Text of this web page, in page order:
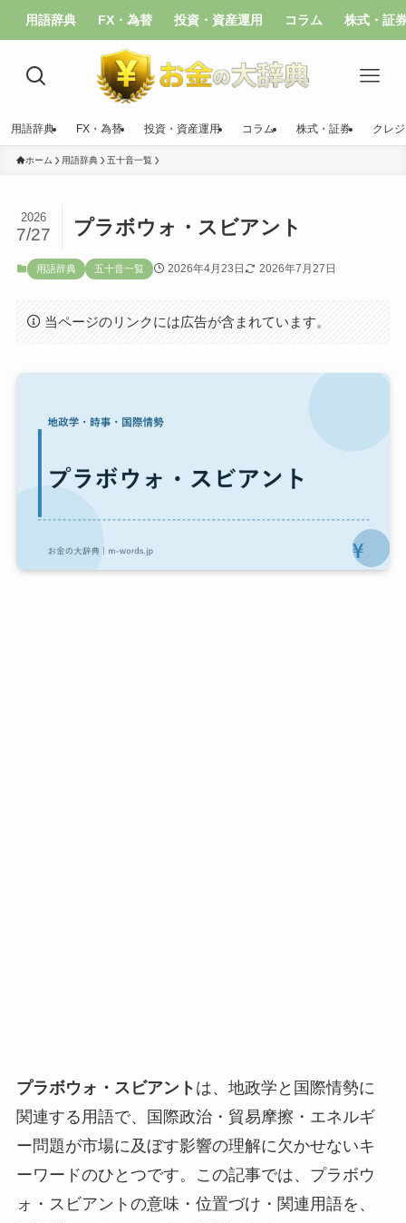
用語辞典 FX・為替 投資・資産運用 コラム 株式・証
用語辞典 FX・為替 投資・資産運用 コラム 株式・証券 クレ
ホーム 用語辞典 五十音一覧
プラボウォ・スビアント
2026
7/27
用語辞典 五十音一覧 2026年4月23日 2026年7月27日
当ページのリンクには広告が含まれています。
プラボウォ・スビアント は、地政学と国際情勢に
関連する用語で、国際政治・貿易摩擦・エネルギ
ー問題が市場に及ぼす影響の理解に欠かせないキ
ーワードのひとつです。この記事では、プラボウ
ォ・スビアントの意味・位置づけ・関連用語を、